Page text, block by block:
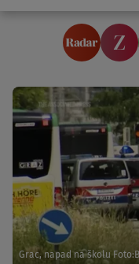
Grac, napad na školu